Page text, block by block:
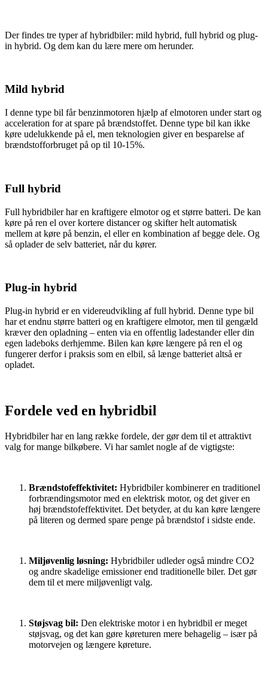
Der findes tre typer af hybridbiler: mild hybrid, full hybrid og plug-
in hybrid. Og dem kan du lære mere om herunder.
Mild hybrid
I denne type bil får benzinmotoren hjælp af elmotoren under start og
acceleration for at spare på brændstoffet. Denne type bil kan ikke
køre udelukkende på el, men teknologien giver en besparelse af
brændstofforbruget på op til 10-15%.
Full hybrid
Full hybridbiler har en kraftigere elmotor og et større batteri. De kan
køre på ren el over kortere distancer og skifter helt automatisk
mellem at køre på benzin, el eller en kombination af begge dele. Og
så oplader de selv batteriet, når du kører.
Plug-in hybrid
Plug-in hybrid er en videreudvikling af full hybrid. Denne type bil
har et endnu større batteri og en kraftigere elmotor, men til gengæld
kræver den opladning – enten via en offentlig ladestander eller din
egen ladeboks derhjemme. Bilen kan køre længere på ren el og
fungerer derfor i praksis som en elbil, så længe batteriet altså er
opladet.
Fordele ved en hybridbil
Hybridbiler har en lang række fordele, der gør dem til et attraktivt
valg for mange bilkøbere. Vi har samlet nogle af de vigtigste:
Brændstofeffektivitet: Hybridbiler kombinerer en traditionel
forbrændingsmotor med en elektrisk motor, og det giver en
høj brændstofeffektivitet. Det betyder, at du kan køre længere
på literen og dermed spare penge på brændstof i sidste ende.
Miljøvenlig løsning: Hybridbiler udleder også mindre CO2
og andre skadelige emissioner end traditionelle biler. Det gør
dem til et mere miljøvenligt valg.
Støjsvag bil: Den elektriske motor i en hybridbil er meget
støjsvag, og det kan gøre køreturen mere behagelig – især på
motorvejen og længere køreture.